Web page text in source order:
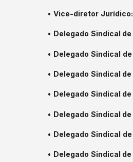
• Vice-diretor Jurídico:
• Delegado Sindical de
• Delegado Sindical de
• Delegado Sindical de
• Delegado Sindical de
• Delegado Sindical de
• Delegado Sindical de
• Delegado Sindical de